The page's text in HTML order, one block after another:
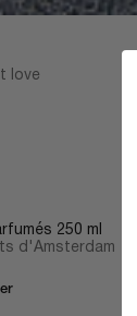
love
250 ml
d'Amsterdam